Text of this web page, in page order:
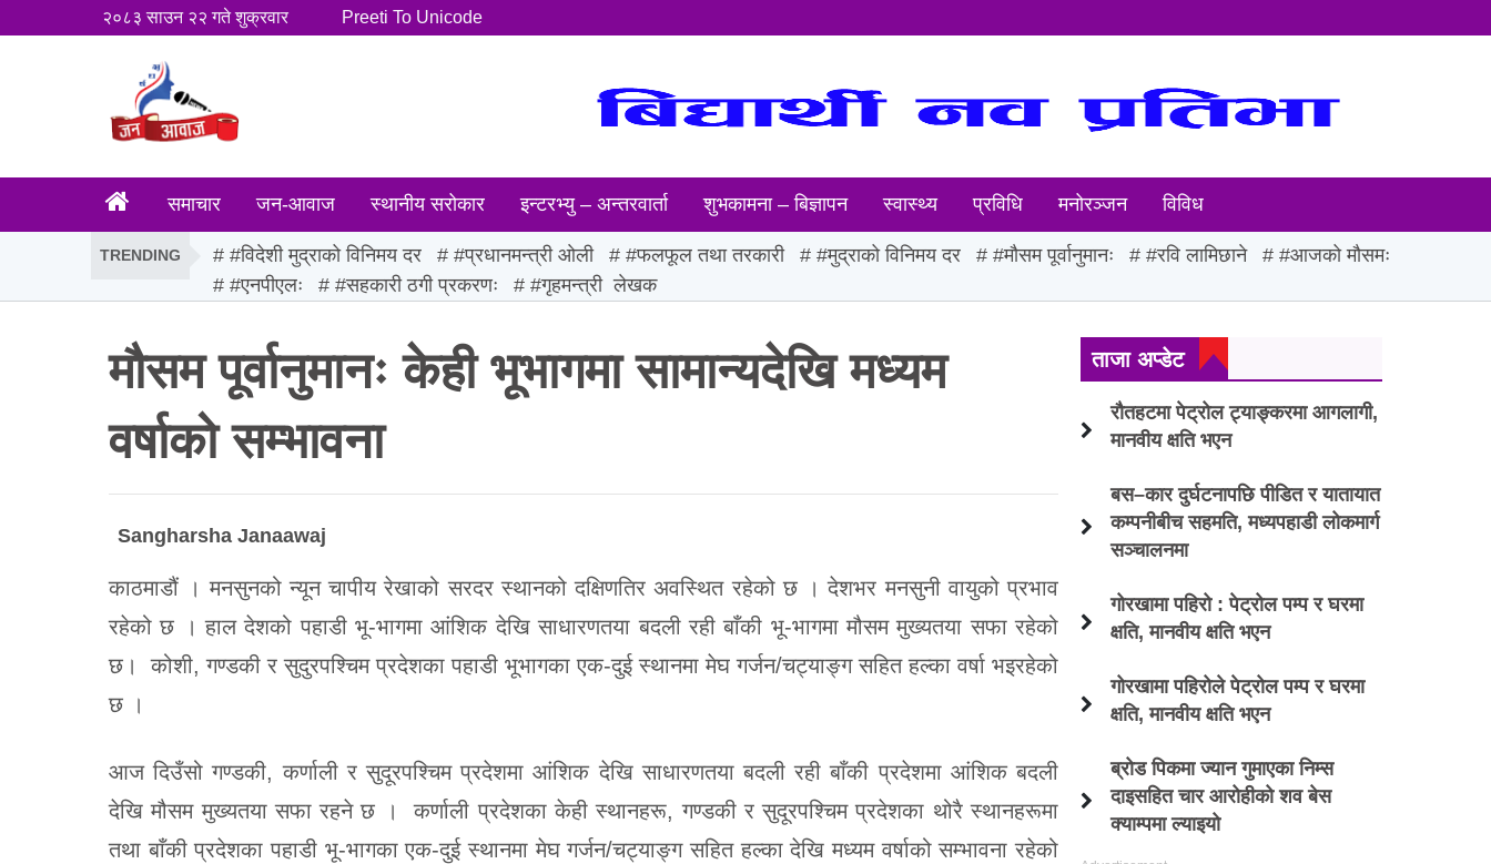
२०८३ साउन २२ गते शुक्रवार Preeti To Unicode
समाचार जन-आवाज स्थानीय सरोकार इन्टरभ्यु – अन्तरवार्ता शुभकामना – बिज्ञापन स्वास्थ्य प्रविधि मनोरञ्जन विविध
TRENDING #विदेशी मुद्राको विनिमय दर #प्रधानमन्त्री ओली #फलफूल तथा तरकारी #मुद्राको विनिमय दर #मौसम पूर्वानुमानः #रवि लामिछाने
#आजको मौसमः
#एनपीएलः
#सहकारी ठगी प्रकरणः #गृहमन्त्री लेखक
मौसम पूर्वानुमानः केही भूभागमा सामान्यदेखि मध्यम
वर्षाको सम्भावना
Sangharsha Janaawaj
काठमाडौं । मनसुनको न्यून चापीय रेखाको सरदर स्थानको दक्षिणतिर अवस्थित रहेको छ । देशभर मनसुनी वायुको प्रभाव
रहेको छ । हाल देशको पहाडी भू-भागमा आंशिक देखि साधारणतया बदली रही बाँकी भू-भागमा मौसम मुख्यतया सफा रहेको
छ। कोशी, गण्डकी र सुदुरपश्चिम प्रदेशका पहाडी भूभागका एक-दुई स्थानमा मेघ गर्जन/चट्याङ्ग सहित हल्का वर्षा भइरहेको
छ ।
आज दिउँसो गण्डकी, कर्णाली र सुदूरपश्चिम प्रदेशमा आंशिक देखि साधारणतया बदली रही बाँकी प्रदेशमा आंशिक बदली
देखि मौसम मुख्यतया सफा रहने छ । कर्णाली प्रदेशका केही स्थानहरू, गण्डकी र सुदूरपश्चिम प्रदेशका थोरै स्थानहरूमा
तथा बाँकी प्रदेशका पहाडी भू-भागका एक-दुई स्थानमा मेघ गर्जन/चट्याङ्ग सहित हल्का देखि मध्यम वर्षाको सम्भावना रहेको
ताजा अप्डेट
रौतहटमा पेट्रोल ट्याङ्करमा आगलागी,
मानवीय क्षति भएन
बस–कार दुर्घटनापछि पीडित र यातायात
कम्पनीबीच सहमति, मध्यपहाडी लोकमार्ग
सञ्चालनमा
गोरखामा पहिरो : पेट्रोल पम्प र घरमा
क्षति, मानवीय क्षति भएन
गोरखामा पहिरोले पेट्रोल पम्प र घरमा
क्षति, मानवीय क्षति भएन
ब्रोड पिकमा ज्यान गुमाएका निम्स
दाइसहित चार आरोहीको शव बेस
क्याम्पमा ल्याइयो